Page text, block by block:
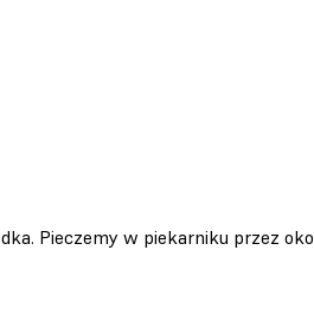
Pieczemy w piekarniku przez